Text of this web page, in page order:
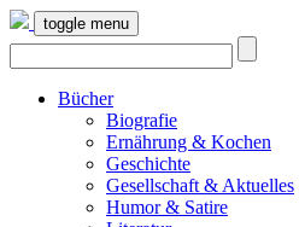
toggle menu
Bücher
Biografie
Ernährung & Kochen
Geschichte
Gesellschaft & Aktuelles
Humor & Satire